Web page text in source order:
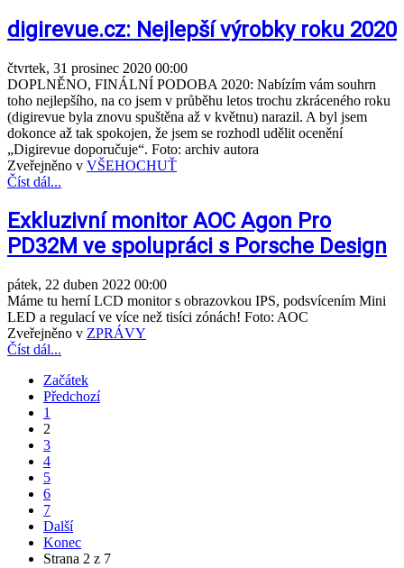
digirevue.cz: Nejlepší výrobky roku 2020
čtvrtek, 31 prosinec 2020 00:00
DOPLNĚNO, FINÁLNÍ PODOBA 2020: Nabízím vám souhrn
toho nejlepšího, na co jsem v průběhu letos trochu zkráceného roku
(digirevue byla znovu spuštěna až v květnu) narazil. A byl jsem
dokonce až tak spokojen, že jsem se rozhodl udělit ocenění
„Digirevue doporučuje“. Foto: archiv autora
Zveřejněno v VŠEHOCHUŤ
Číst dál...
Exkluzivní monitor AOC Agon Pro
PD32M ve spolupráci s Porsche Design
pátek, 22 duben 2022 00:00
Máme tu herní LCD monitor s obrazovkou IPS, podsvícením Mini
LED a regulací ve více než tisíci zónách! Foto: AOC
Zveřejněno v ZPRÁVY
Číst dál...
Začátek
Předchozí
1
2
3
4
5
6
7
Další
Konec
Strana 2 z 7